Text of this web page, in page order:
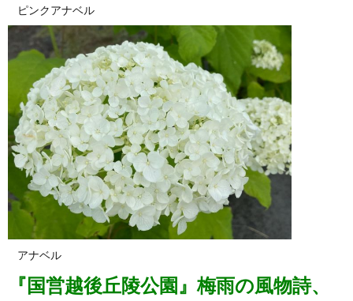
『国営越後丘陵公園』梅雨の風物詩、
ピンクアナベル
アナベル